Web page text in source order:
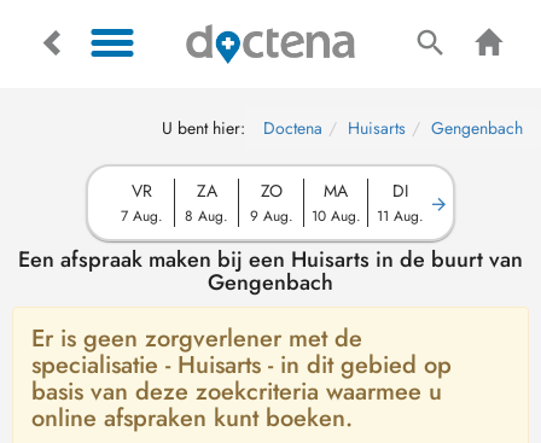
U bent hier: Doctena Huisarts Gengenbach
VR
7 Aug.
ZA
8 Aug.
ZO
9 Aug.
MA
10 Aug.
DI
11 Aug.
Een afspraak maken bij een Huisarts in de buurt van
Gengenbach
Er is geen zorgverlener met de
specialisatie - Huisarts - in dit gebied op
basis van deze zoekcriteria waarmee u
online afspraken kunt boeken.